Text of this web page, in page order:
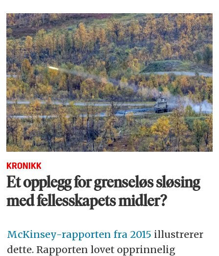
KRONIKK
Et opplegg for grenseløs sløsing
med fellesskapets midler?
McKinsey-rapporten fra 2015 illustrerer
dette. Rapporten lovet opprinnelig